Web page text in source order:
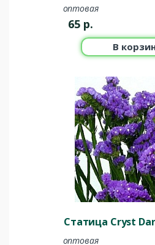
оптовая
65 р.
В
Статица Cryst
оптовая